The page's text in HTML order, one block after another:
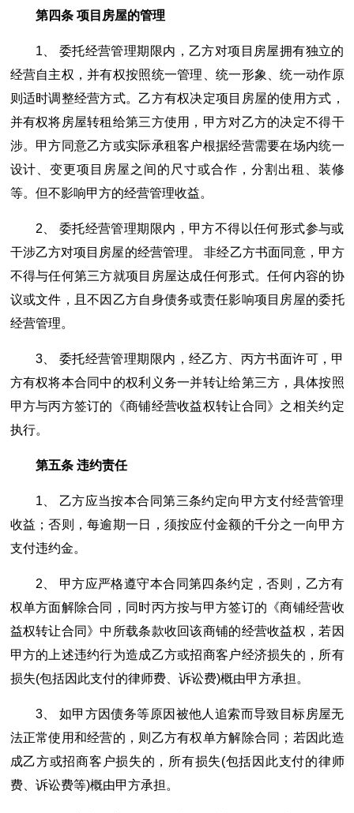
第四条 项目房屋的管理
1、 委托经营管理期限内，乙方对项目房屋拥有独立的
经营自主权，并有权按照统一管理、统一形象、统一动作原
则适时调整经营方式。乙方有权决定项目房屋的使用方式，
并有权将房屋转租给第三方使用，甲方对乙方的决定不得干
涉。甲方同意乙方或实际承租客户根据经营需要在场内统一
设计、变更项目房屋之间的尺寸或合作，分割出租、装修
等。但不影响甲方的经营管理收益。
2、 委托经营管理期限内，甲方不得以任何形式参与或
干涉乙方对项目房屋的经营管理。 非经乙方书面同意，甲方
不得与任何第三方就项目房屋达成任何形式。任何内容的协
议或文件，且不因乙方自身债务或责任影响项目房屋的委托
经营管理。
3、 委托经营管理期限内，经乙方、丙方书面许可，甲
方有权将本合同中的权利义务一并转让给第三方，具体按照
甲方与丙方签订的《商铺经营收益权转让合同》之相关约定
执行。
第五条 违约责任
1、 乙方应当按本合同第三条约定向甲方支付经营管理
收益；否则，每逾期一日，须按应付金额的千分之一向甲方
支付违约金。
2、 甲方应严格遵守本合同第四条约定，否则，乙方有
权单方面解除合同，同时丙方按与甲方签订的《商铺经营收
益权转让合同》中所载条款收回该商铺的经营收益权，若因
甲方的上述违约行为造成乙方或招商客户经济损失的，所有
损失(包括因此支付的律师费、诉讼费)概由甲方承担。
3、 如甲方因债务等原因被他人追索而导致目标房屋无
法正常使用和经营的，则乙方有权单方解除合同；若因此造
成乙方或招商客户损失的，所有损失(包括因此支付的律师
费、诉讼费等)概由甲方承担。